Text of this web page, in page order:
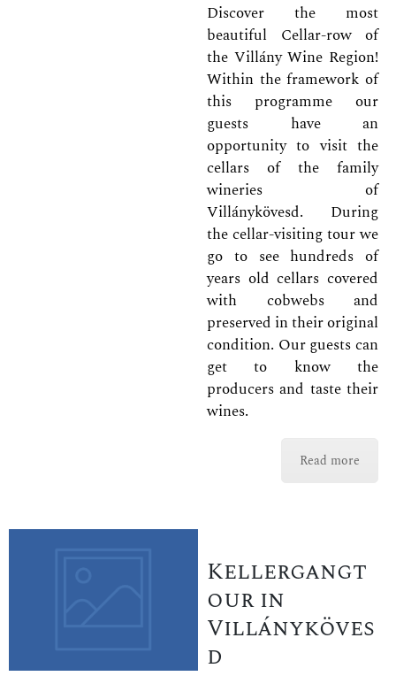
Discover the most
beautiful Cellar-row of
the Villány Wine Region!
Within the framework of
this programme our
guests have an
opportunity to visit the
cellars of the family
wineries of
Villánykövesd. During
the cellar-visiting tour we
go to see hundreds of
years old cellars covered
with cobwebs and
preserved in their original
condition. Our guests can
get to know the
producers and taste their
wines.
Read more
Kellergangt
our in
Villányköves
d